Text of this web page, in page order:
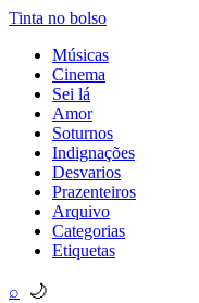
Tinta no bolso
Músicas
Cinema
Sei lá
Amor
Soturnos
Indignações
Desvarios
Prazenteiros
Arquivo
Categorias
Etiquetas
⌕ 🌙